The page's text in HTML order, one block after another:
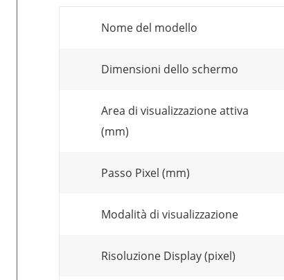
Nome del modello
Dimensioni dello schermo
Area di visualizzazione attiva
(mm)
Passo Pixel (mm)
Modalità di visualizzazione
Risoluzione Display (pixel)